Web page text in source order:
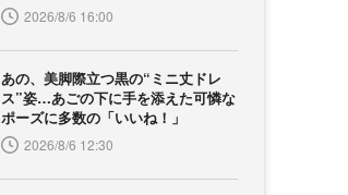
2026/8/6 16:00
あの、美脚際立つ黒の“ミニ丈ドレ
ス”姿…あごの下に手を添えた可憐な
ポーズに多数の「いいね！」
2026/8/6 12:30